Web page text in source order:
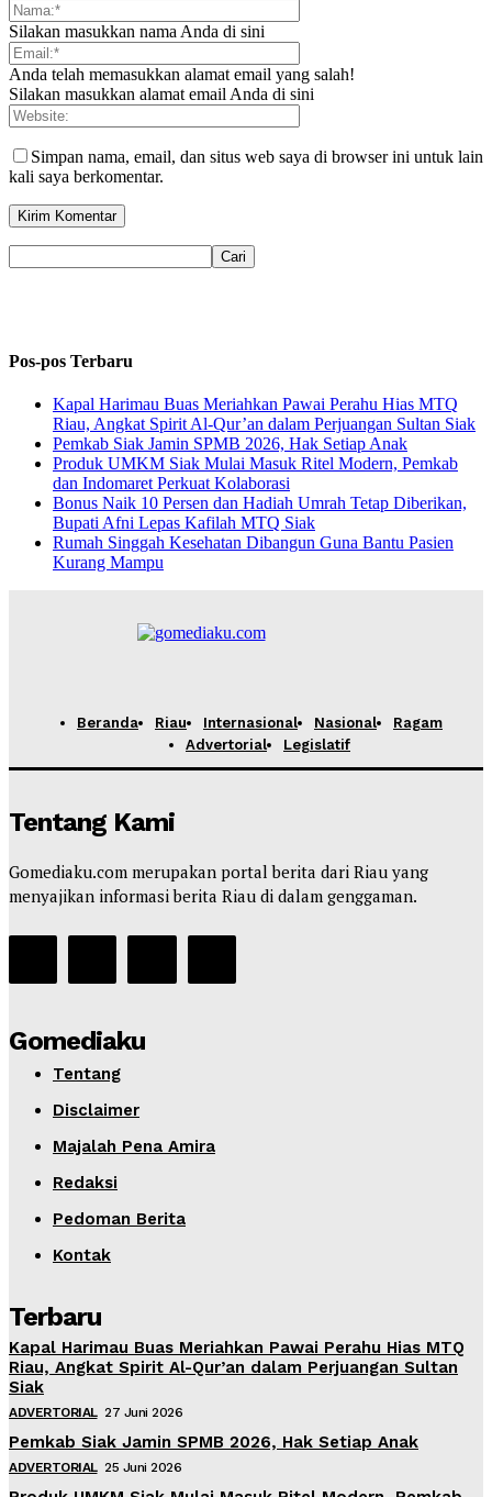
Silakan masukkan nama Anda di sini
Anda telah memasukkan alamat email yang salah!
Silakan masukkan alamat email Anda di sini
Simpan nama, email, dan situs web saya di browser ini untuk lain
kali saya berkomentar.
Pos-pos Terbaru
Kapal Harimau Buas Meriahkan Pawai Perahu Hias MTQ
Riau, Angkat Spirit Al-Qur’an dalam Perjuangan Sultan Siak
Pemkab Siak Jamin SPMB 2026, Hak Setiap Anak
Produk UMKM Siak Mulai Masuk Ritel Modern, Pemkab
dan Indomaret Perkuat Kolaborasi
Bonus Naik 10 Persen dan Hadiah Umrah Tetap Diberikan,
Bupati Afni Lepas Kafilah MTQ Siak
Rumah Singgah Kesehatan Dibangun Guna Bantu Pasien
Kurang Mampu
Beranda Riau Internasional Nasional
Ragam
Advertorial
Legislatif
Tentang Kami
Gomediaku.com merupakan portal berita dari Riau yang
menyajikan informasi berita Riau di dalam genggaman.
Gomediaku
Tentang
Disclaimer
Majalah Pena Amira
Redaksi
Pedoman Berita
Kontak
Terbaru
Kapal Harimau Buas Meriahkan Pawai Perahu Hias MTQ
Riau, Angkat Spirit Al-Qur’an dalam Perjuangan Sultan
Siak
ADVERTORIAL 27 Juni 2026
Pemkab Siak Jamin SPMB 2026, Hak Setiap Anak
ADVERTORIAL 25 Juni 2026